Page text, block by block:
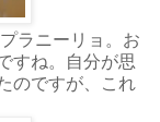
ラニーリョ。お
すね。自分が思
のですが、これ